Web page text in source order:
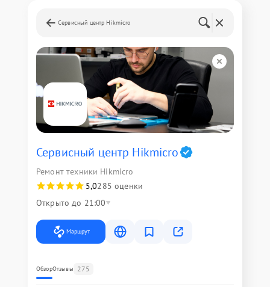
Сервисный центр Hikmicro
Сервисный центр Hikmicro
Ремонт техники Hikmicro
5,0285 оценки
Открыто до 21:00
Маршрут
ОбзорОтзывы 275